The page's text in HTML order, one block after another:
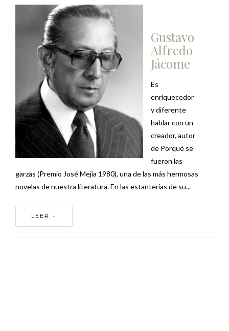
Gustavo
Alfredo
Jácome
Es
enriquecedor
y diferente
hablar con un
creador, autor
de Porqué se
fueron las
garzas (Premio José Mejía 1980), una de las más hermosas
novelas de nuestra literatura. En las estanterías de su...
LEER +